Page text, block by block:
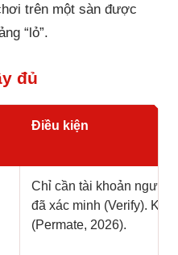
trên một sàn được
“lỏ”.
đủ
Điều kiện
Chỉ cần tài khoản người
đã xác minh (Verify).
(Permate, 2026).